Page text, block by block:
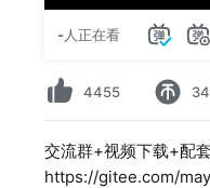
-人正在看
4455
交流群+视频下载+配
https://gitee.com/